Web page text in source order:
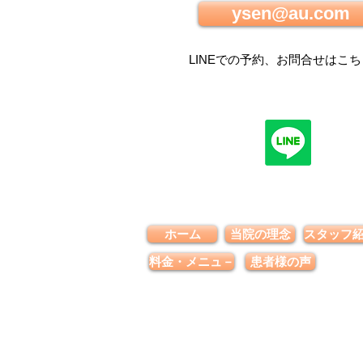
ysen@au.com
LINEでの予約、お問合せはこ
ホーム 当院の理念
スタッフ
料金・メニュ－
患者様の声